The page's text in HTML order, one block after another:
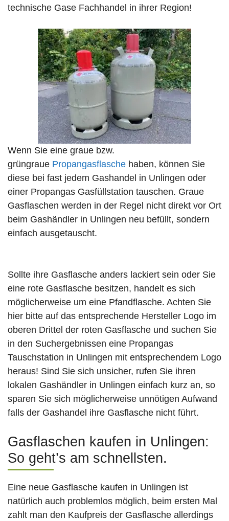
technische Gase Fachhandel in ihrer Region!
Wenn Sie eine graue bzw.
grüngraue Propangasflasche haben, können Sie
diese bei fast jedem Gashandel in Unlingen oder
einer Propangas Gasfüllstation tauschen. Graue
Gasflaschen werden in der Regel nicht direkt vor Ort
beim Gashändler in Unlingen neu befüllt, sondern
einfach ausgetauscht.
Sollte ihre Gasflasche anders lackiert sein oder Sie
eine rote Gasflasche besitzen, handelt es sich
möglicherweise um eine Pfandflasche. Achten Sie
hier bitte auf das entsprechende Hersteller Logo im
oberen Drittel der roten Gasflasche und suchen Sie
in den Suchergebnissen eine Propangas
Tauschstation in Unlingen mit entsprechendem Logo
heraus! Sind Sie sich unsicher, rufen Sie ihren
lokalen Gashändler in Unlingen einfach kurz an, so
sparen Sie sich möglicherweise unnötigen Aufwand
falls der Gashandel ihre Gasflasche nicht führt.
Gasflaschen kaufen in Unlingen:
So geht’s am schnellsten.
Eine neue Gasflasche kaufen in Unlingen ist
natürlich auch problemlos möglich, beim ersten Mal
zahlt man den Kaufpreis der Gasflasche allerdings